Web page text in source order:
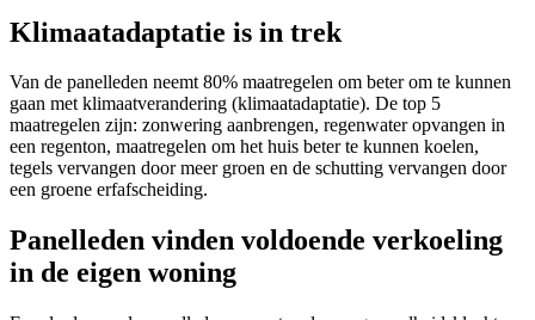
Klimaatadaptatie is in trek
Van de panelleden neemt 80% maatregelen om beter om te kunnen
gaan met klimaatverandering (klimaatadaptatie). De top 5
maatregelen zijn: zonwering aanbrengen, regenwater opvangen in
een regenton, maatregelen om het huis beter te kunnen koelen,
tegels vervangen door meer groen en de schutting vervangen door
een groene erfafscheiding.
Panelleden vinden voldoende verkoeling
in de eigen woning